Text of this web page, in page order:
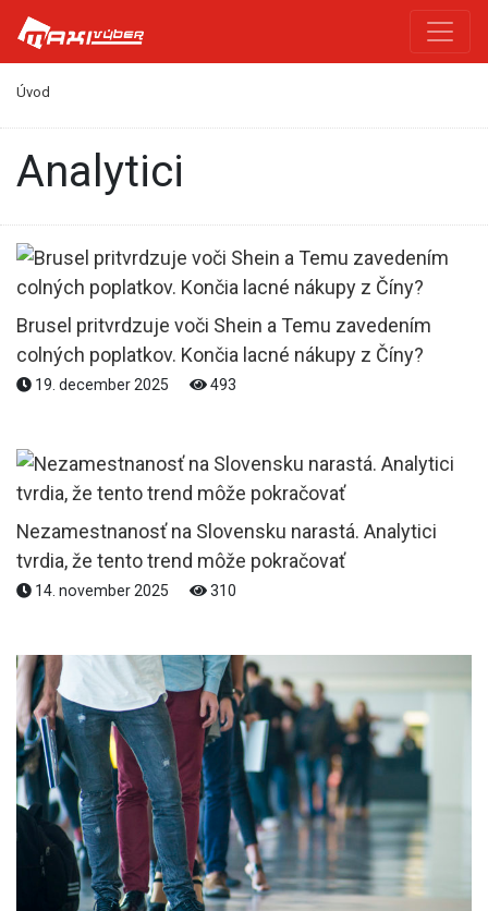
Úvod
Analytici
Brusel pritvrdzuje voči Shein a Temu zavedením
colných poplatkov. Končia lacné nákupy z Číny?
19. december 2025 493
Nezamestnanosť na Slovensku narastá. Analytici
tvrdia, že tento trend môže pokračovať
14. november 2025 310